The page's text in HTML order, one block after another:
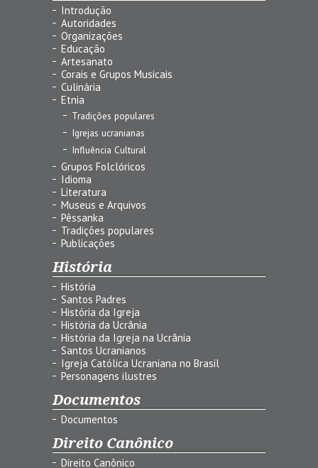
Introdução
Autoridades
Organizações
Educação
Artesanato
Corais e Grupos Musicais
Culinária
Etnia
Tradições populares
Igrejas ucranianas
Influência Cultural
Grupos Folclóricos
Idioma
Literatura
Museus e Arquivos
Pêssanka
Tradições populares
Publicações
História
História
Santos Padres
História da Igreja
História da Ucrânia
História da Igreja na Ucrânia
Santos Ucranianos
Igreja Católica Ucraniana no Brasil
Personagens ilustres
Documentos
Documentos
Direito Canônico
Direito Canônico